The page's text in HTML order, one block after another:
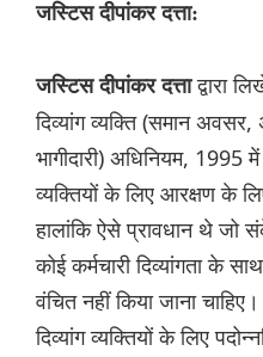
जस्टिस दीपांकर दत्ता:
जस्टिस दीपांकर दत्ताद्वारा
दिव्यांग व्यक्ति (समान
भागीदारी) अधिनियम, 1995
व्यक्तियों के लिए आरक्षण के
हालांकि ऐसे प्रावधान थे
कोई कर्मचारी दिव्यांगता के
वंचित नहीं किया जाना
दिव्यांग व्यक्तियों के लिए